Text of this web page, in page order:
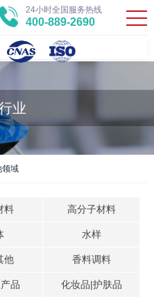
24小时全国服务热线
400-889-2690
业
领域
料 高分子材料
水样
他 香料调料
品 化妆品|护肤品